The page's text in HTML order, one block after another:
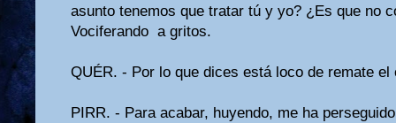
asunto tenemos que tratar tú y yo? ¿Es que no
Vociferando a gritos.
QUÉR. - Por lo que dices está loco de remate el
PIRR. - Para acabar, huyendo, me ha